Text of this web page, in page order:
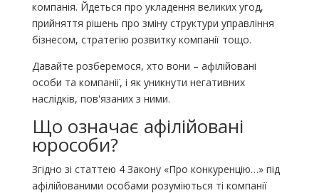
компанія. Йдеться про укладення великих угод,
прийняття рішень про зміну структури управління
бізнесом, стратегію розвитку компанії тощо.
Давайте розберемося, хто вони – афілійовані
особи та компанії, і як уникнути негативних
наслідків, пов'язаних з ними.
Що означає афілійовані
юрособи?
Згідно зі статтею 4 Закону «Про конкуренцію…» під
афілійованими особами розуміються ті компанії